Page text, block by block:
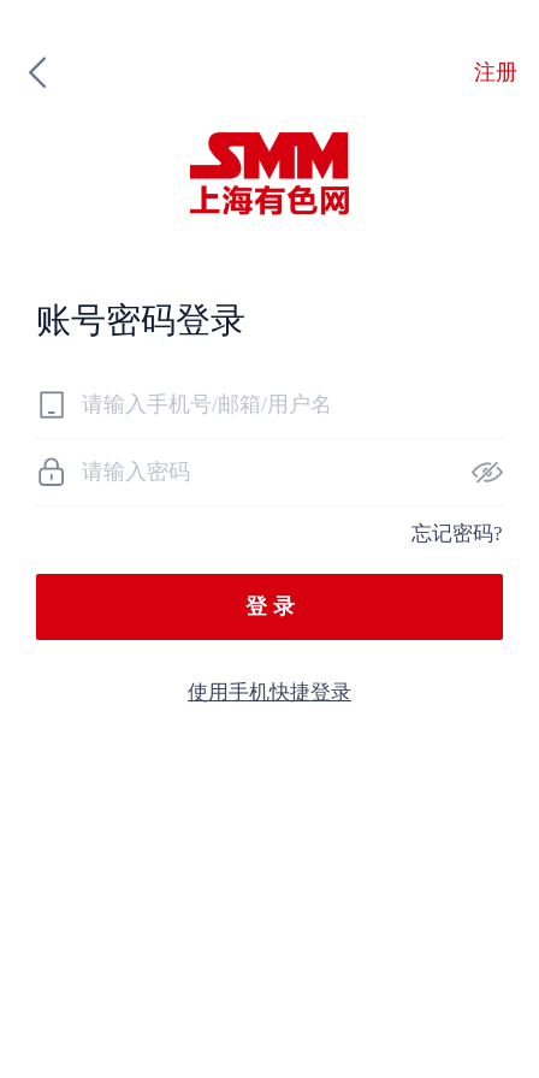
注册
账号密码登录
忘记密码?
登 录
使用手机快捷登录